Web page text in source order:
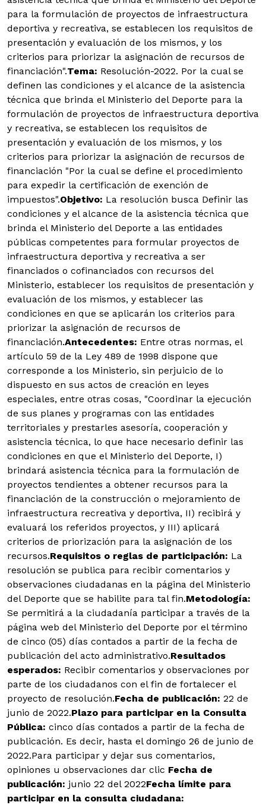
para la formulación de proyectos de infraestructura
deportiva y recreativa, se establecen los requisitos de
presentación y evaluación de los mismos, y los
criterios para priorizar la asignación de recursos de
financiación".Tema: Resolución-2022. Por la cual se
definen las condiciones y el alcance de la asistencia
técnica que brinda el Ministerio del Deporte para la
formulación de proyectos de infraestructura deportiva
y recreativa, se establecen los requisitos de
presentación y evaluación de los mismos, y los
criterios para priorizar la asignación de recursos de
financiación "Por la cual se define el procedimiento
para expedir la certificación de exención de
impuestos".Objetivo: La resolución busca Definir las
condiciones y el alcance de la asistencia técnica que
brinda el Ministerio del Deporte a las entidades
públicas competentes para formular proyectos de
infraestructura deportiva y recreativa a ser
financiados o cofinanciados con recursos del
Ministerio, establecer los requisitos de presentación y
evaluación de los mismos, y establecer las
condiciones en que se aplicarán los criterios para
priorizar la asignación de recursos de
financiación.Antecedentes: Entre otras normas, el
artículo 59 de la Ley 489 de 1998 dispone que
corresponde a los Ministerio, sin perjuicio de lo
dispuesto en sus actos de creación en leyes
especiales, entre otras cosas, "Coordinar la ejecución
de sus planes y programas con las entidades
territoriales y prestarles asesoría, cooperación y
asistencia técnica, lo que hace necesario definir las
condiciones en que el Ministerio del Deporte, I)
brindará asistencia técnica para la formulación de
proyectos tendientes a obtener recursos para la
financiación de la construcción o mejoramiento de
infraestructura recreativa y deportiva, II) recibirá y
evaluará los referidos proyectos, y III) aplicará
criterios de priorización para la asignación de los
recursos.Requisitos o reglas de participación: La
resolución se publica para recibir comentarios y
observaciones ciudadanas en la página del Ministerio
del Deporte que se habilite para tal fin.Metodología:
Se permitirá a la ciudadanía participar a través de la
página web del Ministerio del Deporte por el término
de cinco (05) días contados a partir de la fecha de
publicación del acto administrativo.Resultados
esperados: Recibir comentarios y observaciones por
parte de los ciudadanos con el fin de fortalecer el
proyecto de resolución.Fecha de publicación: 22 de
junio de 2022.Plazo para participar en la Consulta
Pública: cinco días contados a partir de la fecha de
publicación. Es decir, hasta el domingo 26 de junio de
2022.Para participar y dejar sus comentarios,
opiniones u observaciones dar clic Fecha de
publicación: junio 22 del 2022Fecha límite para
participar en la consulta ciudadana: